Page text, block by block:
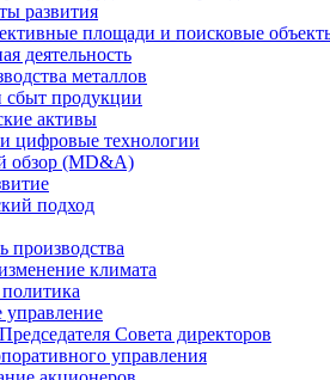
развития
площади и поисковые
деятельность
металлов
сбыт продукции
активы
цифровые технологии
обзор (MD&A)
подход
производства
климата
управление
Совета директоров
управления